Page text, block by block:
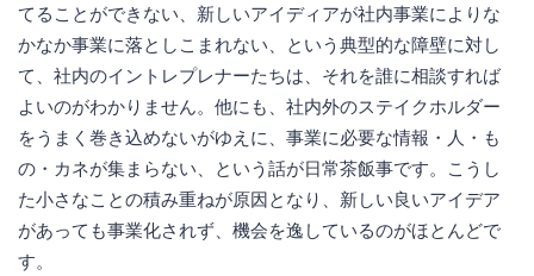
てることができない、新しいアイディアが社内事業によりな
かなか事業に落としこまれない、という典型的な障壁に対し
て、社内のイントレプレナーたちは、それを誰に相談すれば
よいのがわかりません。他にも、社内外のステイクホルダー
をうまく巻き込めないがゆえに、事業に必要な情報・人・も
の・カネが集まらない、という話が日常茶飯事です。こうし
た小さなことの積み重ねが原因となり、新しい良いアイデア
があっても事業化されず、機会を逸しているのがほとんどで
す。